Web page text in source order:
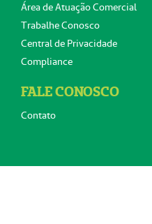
Área de Atuação Comercial
Trabalhe Conosco
Central de Privacidade
Compliance
FALE CONOSCO
Contato